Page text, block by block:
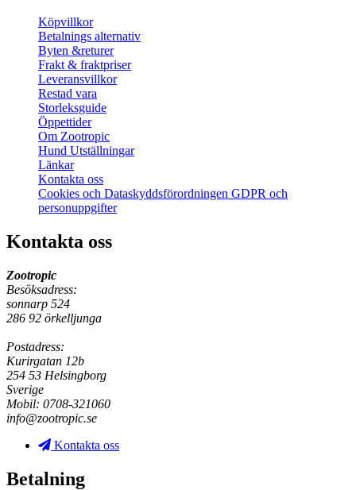
Köpvillkor
Betalnings alternativ
Byten &returer
Frakt & fraktpriser
Leveransvillkor
Restad vara
Storleksguide
Öppettider
Om Zootropic
Hund Utställningar
Länkar
Kontakta oss
Cookies och Dataskyddsförordningen GDPR och
personuppgifter
Kontakta oss
Zootropic
Besöksadress:
sonnarp 524
286 92 örkelljunga
Postadress:
Kurirgatan 12b
254 53 Helsingborg
Sverige
Mobil: 0708-321060
info@zootropic.se
Kontakta oss
Betalning